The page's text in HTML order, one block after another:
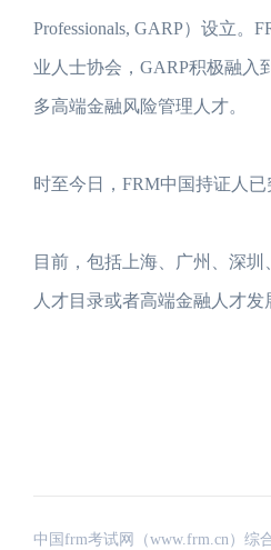
Professionals, GARP）设立
业人士协会，GARP积极融入
多高端金融风险管理人才。
时至今日，FRM中国持证人已
目前，包括上海、广州、深
人才目录或者高端金融人才
中国frm考试网（www.frm.cn）综